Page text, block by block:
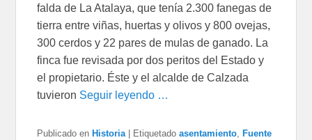
falda de La Atalaya, que tenía 2.300 fanegas de
tierra entre viñas, huertas y olivos y 800 ovejas,
300 cerdos y 22 pares de mulas de ganado. La
finca fue revisada por dos peritos del Estado y
el propietario. Éste y el alcalde de Calzada
tuvieron Seguir leyendo …
Publicado en Historia Etiquetado asentamiento, Fuente